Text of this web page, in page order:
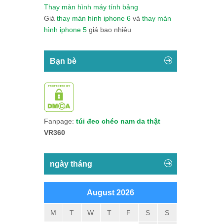
Thay màn hình máy tính bảng
Giá thay màn hình iphone 6 và thay màn
hình iphone 5 giá bao nhiêu
Bạn bè
Fanpage: túi đeo chéo nam da thật
VR360
ngày tháng
August 2026
M T W T F S S